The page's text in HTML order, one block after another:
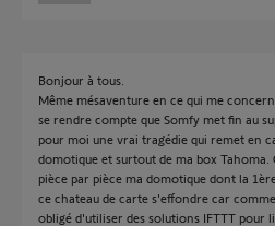
Bonjour à tous.
Même mésaventure en ce qui me
se rendre compte que Somfy met fin au
pour moi une vrai tragédie qui remet en
domotique et surtout de ma box Tahoma.
pièce par pièce ma domotique dont la
ce chateau de carte s'effondre car
obligé d'utiliser des solutions IFTTT pour